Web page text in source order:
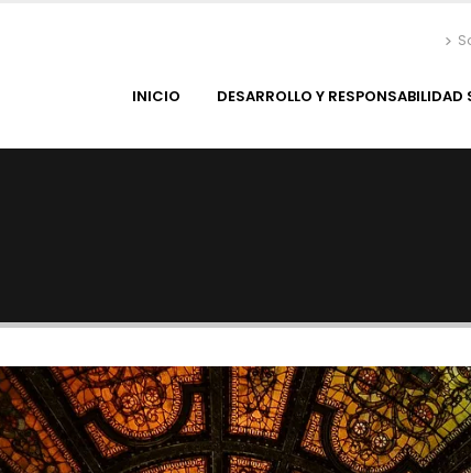
INICIO DESARROLLO Y RESPONSABILIDAD